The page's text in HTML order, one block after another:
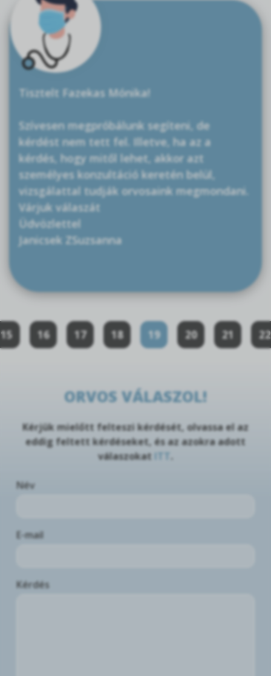
Tisztelt Fazekas Mónika!
Szívesen megpróbálunk segíteni, de
kérdést nem tett fel. Illetve, ha az a
kérdés, hogy mitől lehet, akkor azt
személyes konzultáció keretén belül,
vizsgálattal tudják orvosaink megmondani.
Várjuk válaszát
Üdvözlettel
Janicsek ZSuzsanna
15 16 17 18 19 20 21 22
ORVOS VÁLASZOL!
Kérjük mielőtt felteszi kérdését, olvassa el az
eddig feltett kérdéseket, és az azokra adott
válaszokat
Név
E-mail
Kérdés